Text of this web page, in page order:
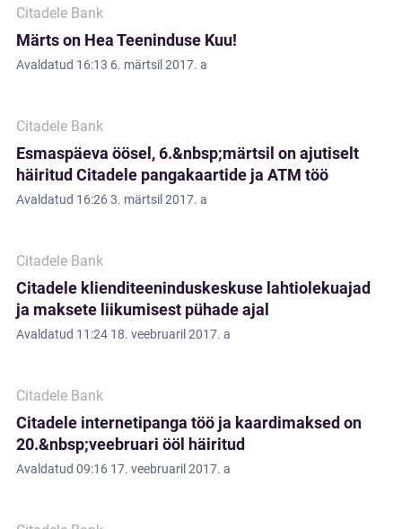
Citadele Bank
Märts on Hea Teeninduse Kuu!
Avaldatud 16:13 6. märtsil 2017. a
Citadele Bank
Esmaspäeva öösel, 6.&nbsp;märtsil on ajutiselt
häiritud Citadele pangakaartide ja ATM töö
Avaldatud 16:26 3. märtsil 2017. a
Citadele Bank
Citadele klienditeeninduskeskuse lahtiolekuajad
ja maksete liikumisest pühade ajal
Avaldatud 11:24 18. veebruaril 2017. a
Citadele Bank
Citadele internetipanga töö ja kaardimaksed on
20.&nbsp;veebruari ööl häiritud
Avaldatud 09:16 17. veebruaril 2017. a